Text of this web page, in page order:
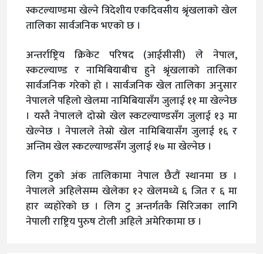
स्कटल्याण्डमा खेल्ने त्रिदेशीय एकदिवसीय श्रृंखलाको खेल
तालिका सार्वजनिक भएको छ ।
अन्तर्राष्ट्रिय क्रिकेट परिषद (आईसीसी) ले नेपाल,
स्कटल्याण्ड र नामिबियाबीच हुने श्रृंखलाको तालिका
सार्वजनिक गरेको हो । सार्वजनिक खेल तालिका अनुसार
नेपालले पहिलो खेलमा नामिबियासँग जुलाई ११ मा खेल्नेछ
। यस्तै नेपालले दोस्रो खेल स्कटल्याण्डसँग जुलाई १३ मा
खेल्नेछ । नेपालले तेस्रो खेल नामिबियासँग जुलाई १६ र
अन्तिम खेल स्कटल्याण्डसँग जुलाई १७ मा खेल्नेछ ।
लिग टुको अंक तालिकामा नेपाल छैटौं स्थानमा छ ।
नेपालले अहिलेसम्म खेलेका १२ खेलमध्ये ६ जित र ६ मा
हार व्यहोरेको छ । लिग टु अन्तर्गतकै सिरिजका लागि
नेपाली राष्ट्रिय पुरुष टोली अहिले अमेरिकामा छ ।